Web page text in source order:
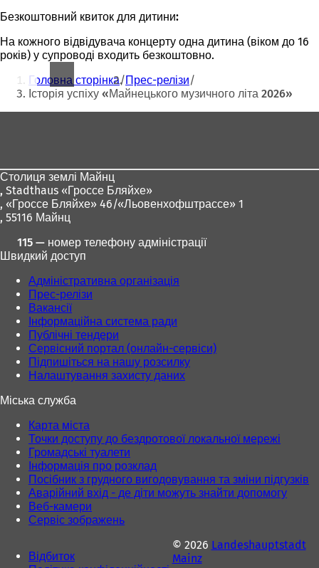
Безкоштовний квиток для дитини:
На кожного відвідувача концерту одна дитина (віком до 16
років) у супроводі входить безкоштовно.
Ти
тут:
Головна сторінка Прес-релізи
Історія успіху «Майнецького музичного літа 2026»
Столиця землі Майнц
, Stadthaus «Гроссе Бляйхе»
, «Гроссе Бляйхе» 46/«Льовенхофштрассе» 1
, 55116 Майнц
115 — номер телефону адміністрації
Швидкий доступ
Адміністративна організація
Прес-релізи
Вакансії
Інформаційна система ради
Публічні тендери
Сервісний портал (онлайн-сервіси)
Підпишіться на нашу розсилку
Налаштування захисту даних
Міська служба
Карта міста
Точки доступу до бездротової локальної мережі
Громадські туалети
Інформація про розклад
Посібник з грудного вигодовування та зміни підгузків
Аварійний вхід - де діти можуть знайти допомогу
Веб-камери
Сервіс зображень
Відбиток
© 2026 Landeshauptstadt
Mainz